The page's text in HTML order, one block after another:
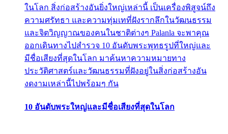
ในโลก สิ่งก่อสร้างอันยิ่งใหญ่เหล่านี้ เป็นเครื่องพิสูจน์ถึง
ความศรัทธา และความทุ่มเทที่ฝังรากลึกในวัฒนธรรม
และจิตวิญญาณของคนในชาติต่างๆ Palanla จะพาคุณ
ออกเดินทางไปสำรวจ 10 อันดับพระพุทธรูปที่ใหญ่และ
มีชื่อเสียงที่สุดในโลก มาค้นหาความหมายทาง
ประวัติศาสตร์และวัฒนธรรมที่ฝังอยู่ในสิ่งก่อสร้างอัน
งดงามเหล่านี้ไปพร้อมๆ กัน
10 อันดับพระใหญ่และมีชื่อเสียงที่สุดในโลก